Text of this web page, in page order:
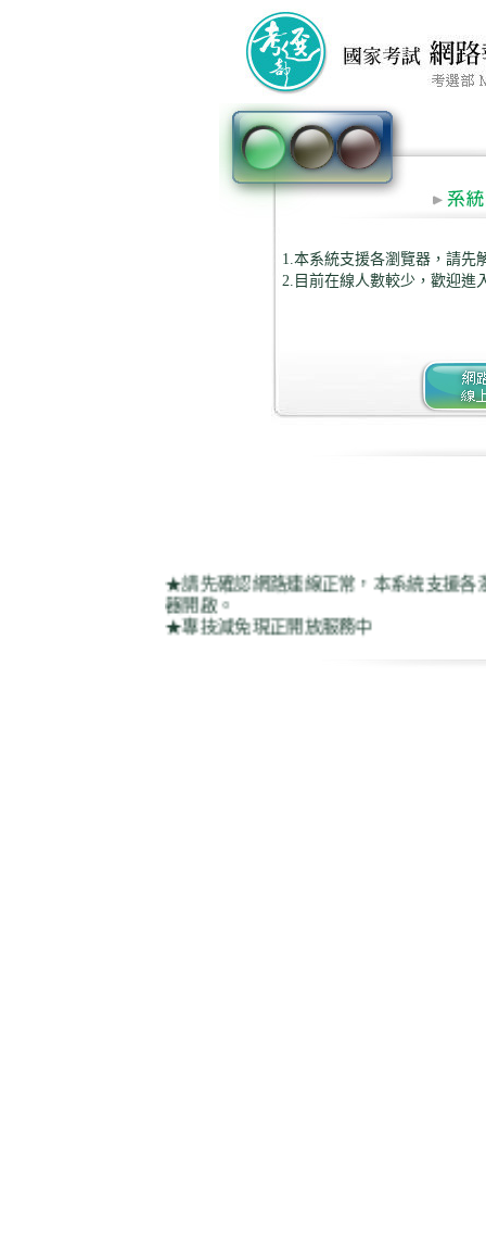
1.本系統支援各瀏覽器，請先
2.目前在線人數較少，歡迎進
★請先確認網路連線正常，本系統支援各
器開啟。
★專技減免現正開放服務中